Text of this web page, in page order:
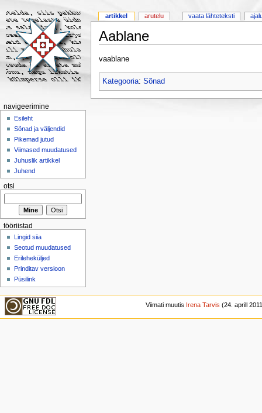
Aablane
vaablane
Kategooria: Sõnad
artikkel arutelu vaata lähteteksti
navigeerimine
Esileht
Sõnad ja väljendid
Pikemad jutud
Viimased muudatused
Juhuslik artikkel
Juhend
otsi
tööriistad
Lingid siia
Seotud muudatused
Erileheküljed
Prinditav versioon
Püsilink
Viimati muutis Irena Tarvis (24. aprill